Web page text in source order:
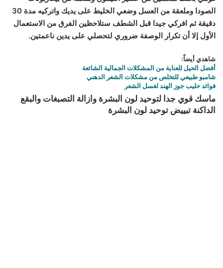
الصودا وملعقة من العسل وضعي الخليط على يديك واتركيه مدة 30
دقيقة ثم افركي جيدا قبل الشطف ستلاحظين الفرق من الاستعمال
الأول إلا أن تكرار الوصفة ضروري لتحصلي على يدين ناعمتين.
شاهدي أيضاً:
أفضل الحيل للعناية من المشكلات الجمالية الشائعة
شامبو طبيعي للتخلص من مشكلات الشعر الدهني
فوائد حليب جوز الهند لغسل الشعر
ماسك قوي جدا لتوحيد لون البشرة وازالة التصبغات والبقع
الداكنة تبييض توحيد لون البشرة